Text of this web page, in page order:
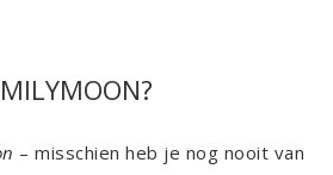
– misschien heb je nog nooit van